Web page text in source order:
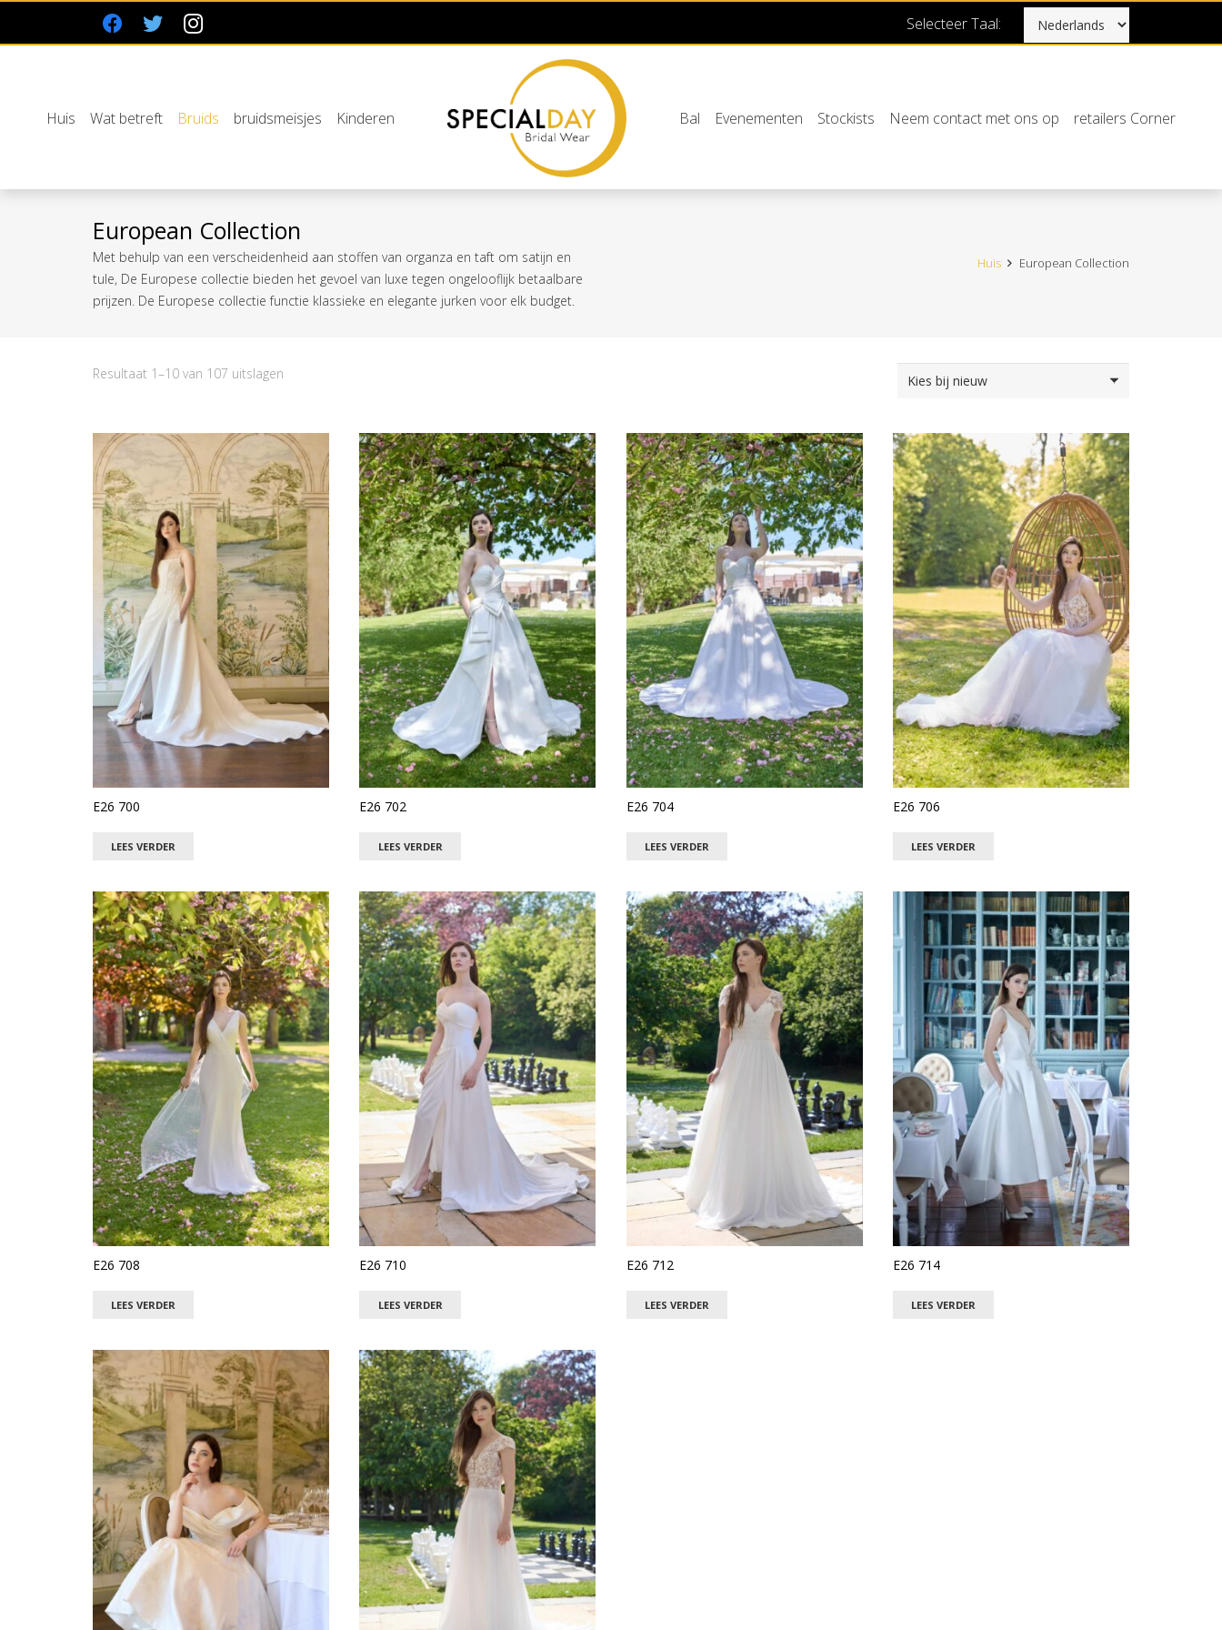
Selecteer Taal:
Huis Wat betreft Bruids bruidsmeisjes Kinderen Bal Evenementen Stockists Neem contact met ons op retailers Corner
European Collection
Met behulp van een verscheidenheid aan stoffen van organza en taft om satijn en
tule, De Europese collectie bieden het gevoel van luxe tegen ongelooflijk betaalbare
prijzen. De Europese collectie functie klassieke en elegante jurken voor elk budget.
Huis European Collection
Resultaat 1–10 van 107 uitslagen
E26 700
LEES VERDER
E26 702
LEES VERDER
E26 704
LEES VERDER
E26 706
LEES VERDER
E26 708
LEES VERDER
E26 710
LEES VERDER
E26 712
LEES VERDER
E26 714
LEES VERDER